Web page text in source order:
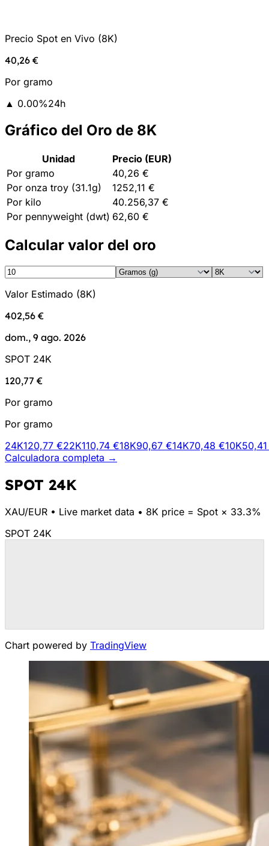
Precio Spot en Vivo (8K)
40,26 €
Por gramo
▲ 0.00%24h
Gráfico del Oro de 8K
Unidad
Precio (EUR)
Por gramo
40,26 €
Por onza troy (31.1g)
1252,11 €
Por kilo
40.256,37 €
Por pennyweight (dwt) 62,60 €
Calcular valor del oro
Valor Estimado (8K)
402,56 €
dom., 9 ago. 2026
SPOT 24K
120,77 €
Por gramo
Por gramo
24K120,77 €22K110,74 €18K90,67 €14K70,48 €10K
Calculadora completa →
SPOT 24K
XAU/EUR • Live market data • 8K price = Spot × 33.3%
SPOT 24K
Chart powered by TradingView